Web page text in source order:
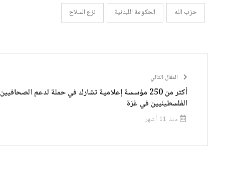
حزب الله الحكومة اللبنانية نزع السلاح
المقال التالي
أكثر من 250 مؤسسة إعلامية تشارك في حملة لدعم الصحافيين
الفلسطينيين في غزة
منذ 11 أشهر